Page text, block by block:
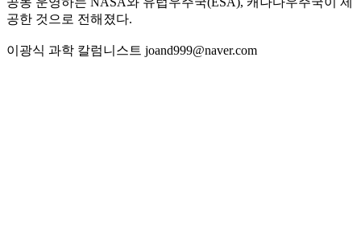
공한 것으로 전해졌다.
이광식 과학 칼럼니스트 joand999@naver.com